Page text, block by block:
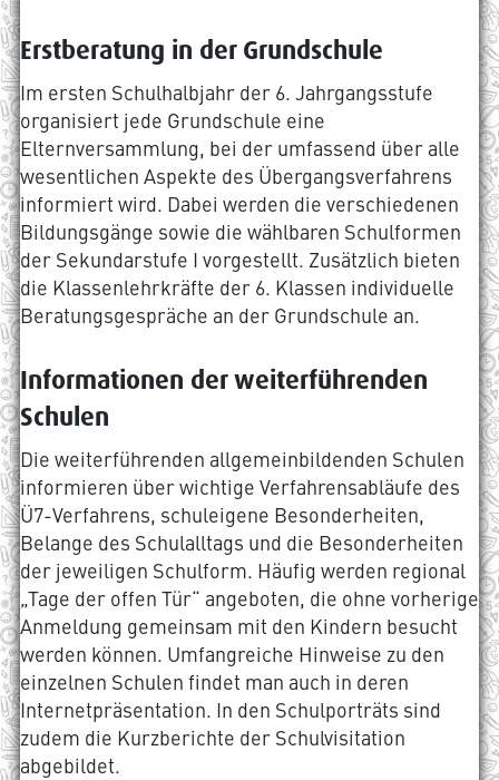
Erstberatung in der Grundschule
Im ersten Schulhalbjahr der 6. Jahrgangsstufe
organisiert jede Grundschule eine
Elternversammlung, bei der umfassend über alle
wesentlichen Aspekte des Übergangsverfahrens
informiert wird. Dabei werden die verschiedenen
Bildungsgänge sowie die wählbaren Schulformen
der Sekundarstufe I vorgestellt. Zusätzlich bieten
die Klassenlehrkräfte der 6. Klassen individuelle
Beratungsgespräche an der Grundschule an.
Informationen der weiterführenden
Schulen
Die weiterführenden allgemeinbildenden Schulen
informieren über wichtige Verfahrensabläufe des
Ü7-Verfahrens, schuleigene Besonderheiten,
Belange des Schulalltags und die Besonderheiten
der jeweiligen Schulform. Häufig werden regional
„Tage der offen Tür“ angeboten, die ohne vorherige
Anmeldung gemeinsam mit den Kindern besucht
werden können. Umfangreiche Hinweise zu den
einzelnen Schulen findet man auch in deren
Internetpräsentation. In den Schulporträts sind
zudem die Kurzberichte der Schulvisitation
abgebildet.